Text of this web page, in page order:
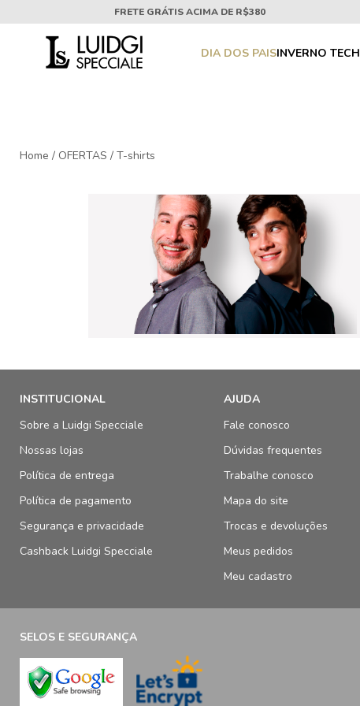
FRETE GRÁTIS ACIMA DE R$380
DIA DOS PAISINVERNO TECH
Home / OFERTAS / T-shirts
INSTITUCIONAL
Sobre a Luidgi Specciale
Nossas lojas
Política de entrega
Política de pagamento
Segurança e privacidade
Cashback Luidgi Specciale
AJUDA
Fale conosco
Dúvidas frequentes
Trabalhe conosco
Mapa do site
Trocas e devoluções
Meus pedidos
Meu cadastro
SELOS E SEGURANÇA